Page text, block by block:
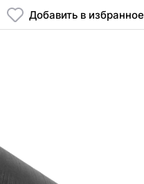
Добавить в избранное